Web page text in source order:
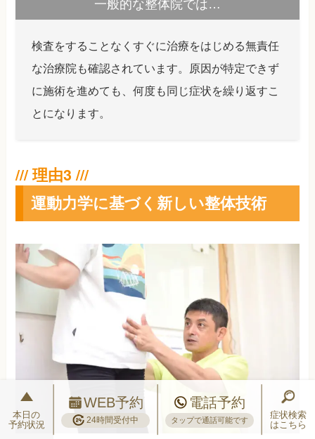
一般的な整体院では…
検査をすることなくすぐに治療をはじめる無責任
な治療院も確認されています。原因が特定できず
に施術を進めても、何度も同じ症状を繰り返すこ
とになります。
運動力学に基づく新しい整体技術
本日の
予約状況
WEB予約
24時間受付中
電話予約
タップで通話可能です
症状検索
はこちら